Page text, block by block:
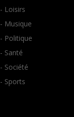
- Loisirs
- Musique
- Politique
- Santé
- Société
- Sports